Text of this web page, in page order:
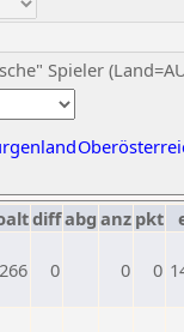
Spieler
diffabg anz pkt
0 0 0